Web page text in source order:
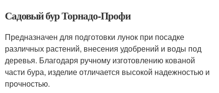
Садовый бур Торнадо-Профи
Предназначен для подготовки лунок при посадке
различных растений, внесения удобрений и воды под
деревья. Благодаря ручному изготовлению кованой
части бура, изделие отличается высокой надежностью и
прочностью.